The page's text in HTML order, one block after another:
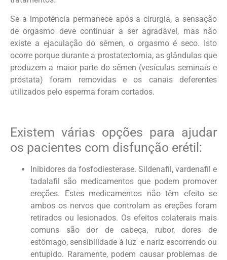
Se a impotência permanece após a cirurgia, a sensação
de orgasmo deve continuar a ser agradável, mas não
existe a ejaculação do sêmen, o orgasmo é seco. Isto
ocorre porque durante a prostatectomia, as glândulas que
produzem a maior parte do sêmen (vesículas seminais e
próstata) foram removidas e os canais deferentes
utilizados pelo esperma foram cortados.
Existem várias opções para ajudar
os pacientes com disfunção erétil:
Inibidores da fosfodiesterase. Sildenafil, vardenafil e
tadalafil são medicamentos que podem promover
ereções. Estes medicamentos não têm efeito se
ambos os nervos que controlam as ereções foram
retirados ou lesionados. Os efeitos colaterais mais
comuns são dor de cabeça, rubor, dores de
estômago, sensibilidade à luz e nariz escorrendo ou
entupido. Raramente, podem causar problemas de